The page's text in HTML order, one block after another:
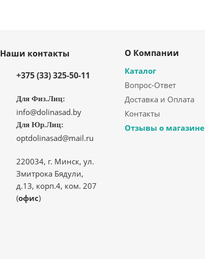
Наши контакты
+375 (33) 325-50-11
Для Физ.Лиц:
info@dolinasad.by
Для Юр.Лиц:
optdolinasad@mail.ru
220034, г. Минск, ул.
Змитрока Бядули,
д.13, корп.4, ком. 207
(офис)
О Компании
Каталог
Вопрос-Ответ
Доставка и Оплата
Контакты
Отзывы о магазине